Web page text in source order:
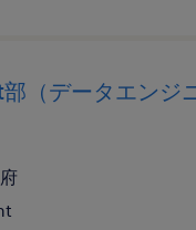
部（データエンジ